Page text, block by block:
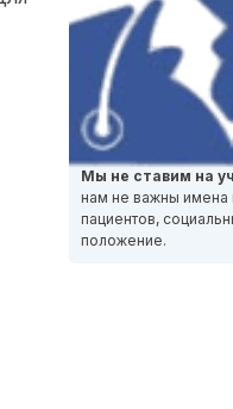
Мы не ставим на
нам не важны имена
пациентов,
положение.